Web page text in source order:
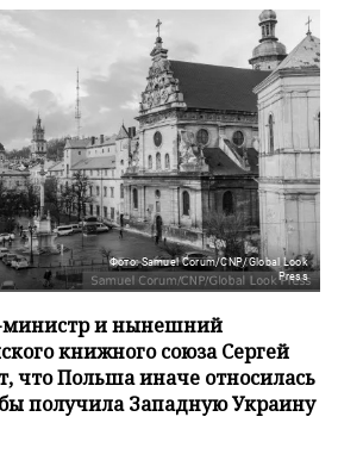
Фото: Samuel Corum/CNP/Global Look
Press
и нынешний
книжного союза Сергей
что Польша иначе относилась
получила Западную Украину